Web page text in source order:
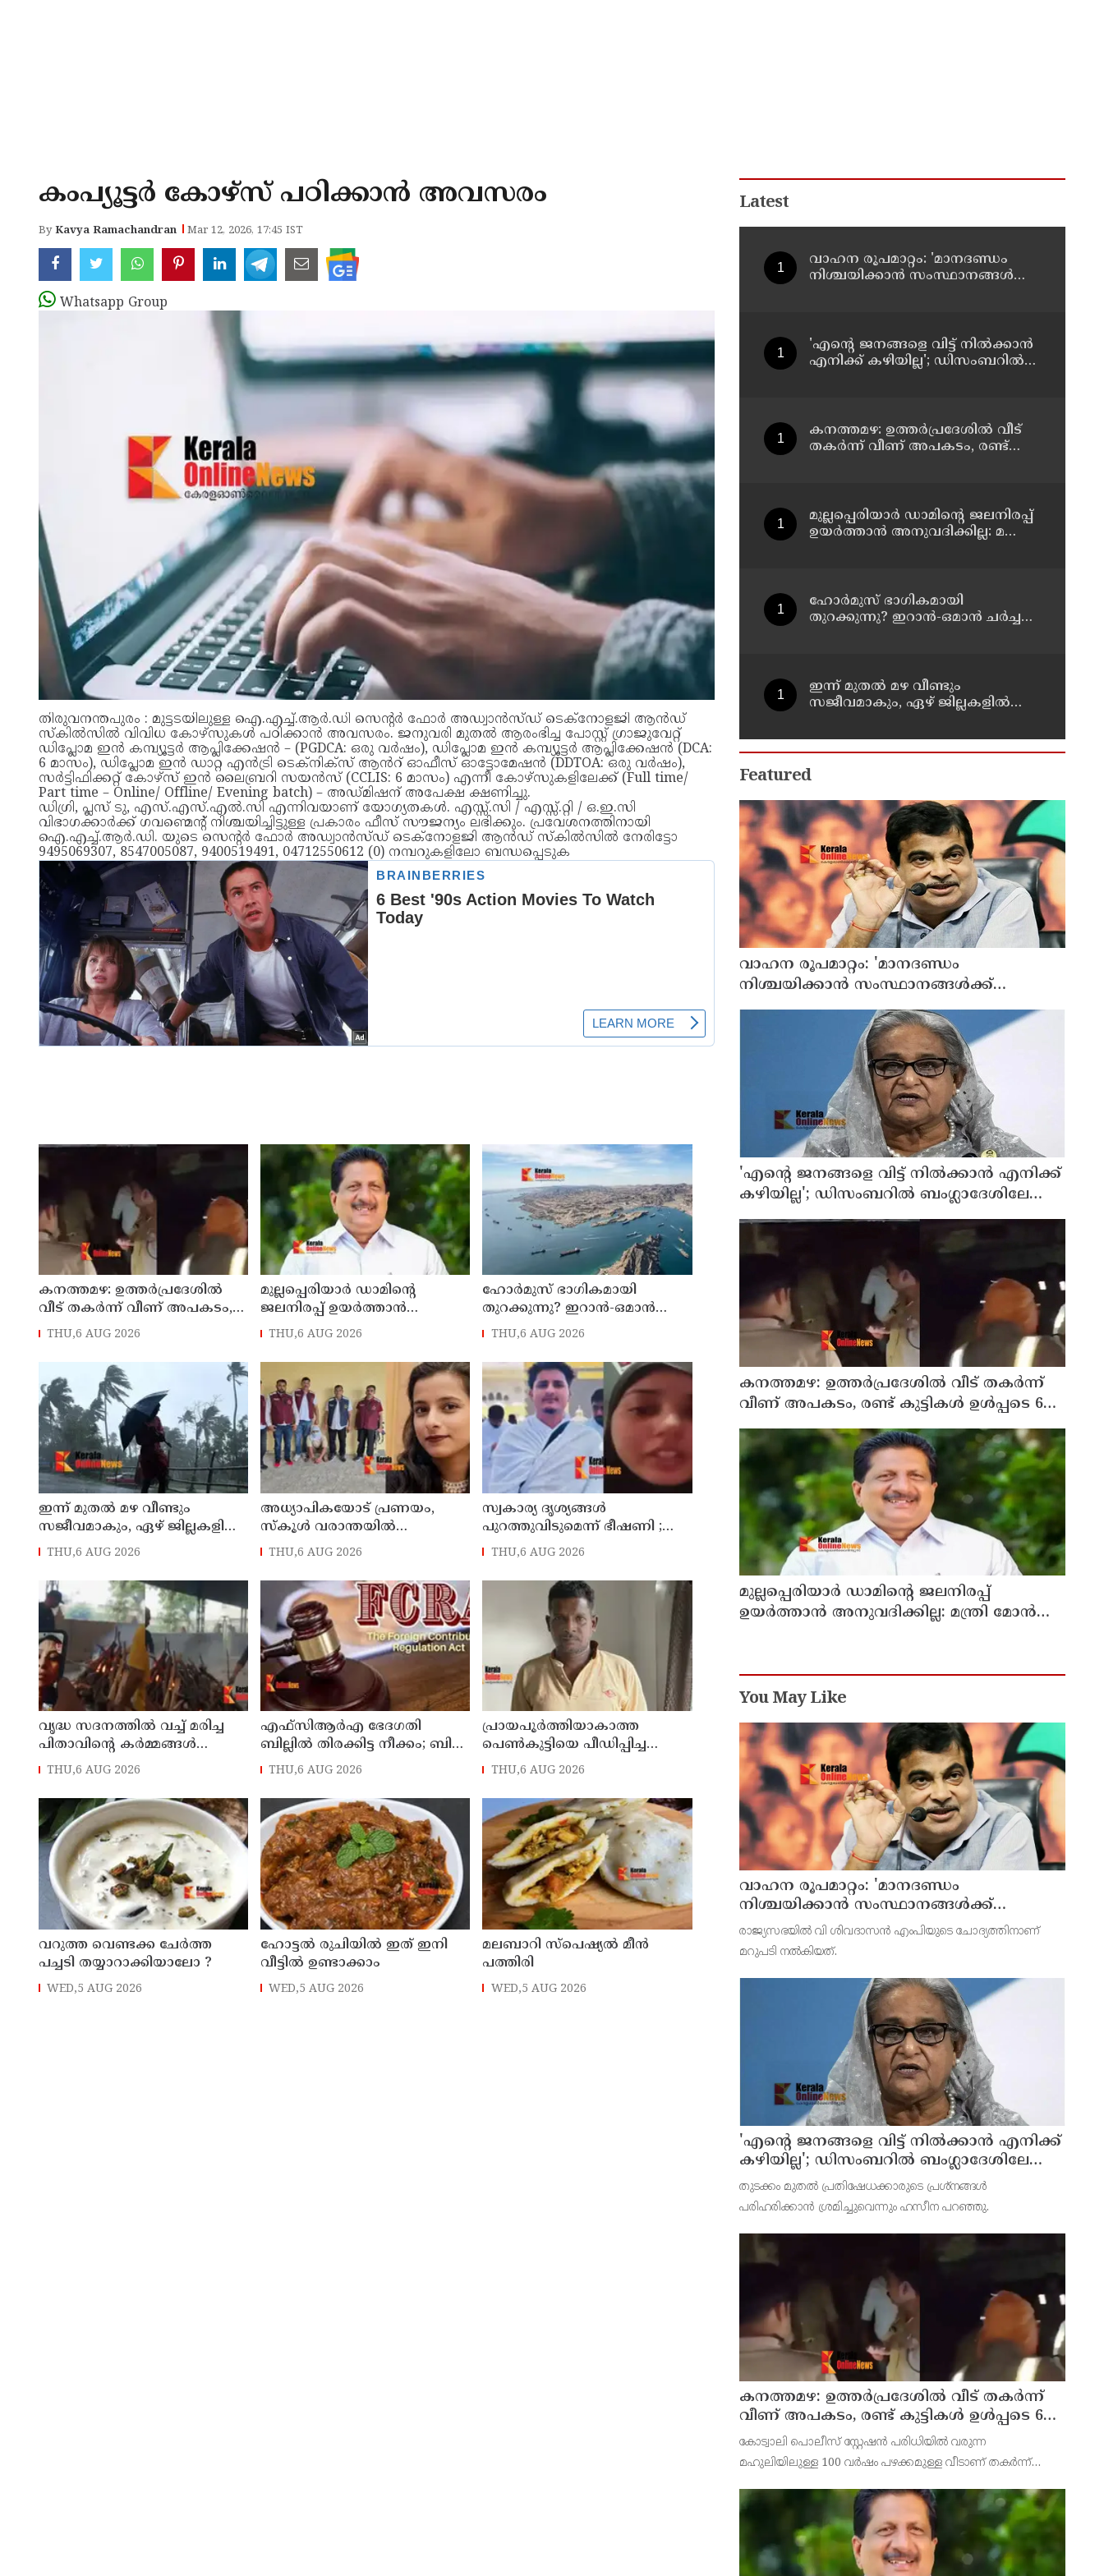
കംപ്യൂട്ടർ കോഴ്സ് പഠിക്കാൻ അവസരം
ByKavya Ramachandran Mar 12, 2026, 17:45 IST
Whatsapp Group
തിരുവനന്തപുരം : മുട്ടടയിലുള്ള ഐ.എച്ച്.ആർ.ഡി സെന്റർ ഫോർ അഡ്വാൻസ്ഡ് ടെക്‌നോളജി ആൻഡ്
സ്‌കിൽസിൽ വിവിധ കോഴ്‌സുകൾ പഠിക്കാൻ അവസരം. ജനുവരി മുതൽ ആരംഭിച്ച പോസ്റ്റ് ഗ്രാജുവേറ്റ്
ഡിപ്ലോമ ഇൻ കമ്പ്യൂട്ടർ ആപ്ലിക്കേഷൻ – (PGDCA: ഒരു വർഷം), ഡിപ്ലോമ ഇൻ കമ്പ്യൂട്ടർ ആപ്ലിക്കേഷൻ (DCA:
6 മാസം), ഡിപ്ലോമ ഇൻ ഡാറ്റ എൻട്രി ടെക്‌നിക്‌സ് ആൻറ് ഓഫീസ് ഓട്ടോമേഷൻ (DDTOA: ഒരു വർഷം),
സർട്ടിഫിക്കറ്റ് കോഴ്സ് ഇൻ ലൈബ്രറി സയൻസ് (CCLIS: 6 മാസം) എന്നീ കോഴ്‌സുകളിലേക്ക് (Full time/
Part time – Online/ Offline/ Evening batch) – അഡ്മിഷന് അപേക്ഷ ക്ഷണിച്ചു.
ഡിഗ്രി, പ്ലസ് ടു, എസ്.എസ്.എൽ.സി എന്നിവയാണ് യോഗ്യതകൾ. എസ്സ്.സി / എസ്സ്.റ്റി / ഒ.ഇ.സി
വിഭാഗക്കാർക്ക് ഗവണ്മെന്റ് നിശ്ചയിച്ചിട്ടുള്ള പ്രകാരം ഫീസ് സൗജന്യം ലഭിക്കും. പ്രവേശനത്തിനായി
ഐ.എച്ച്.ആർ.ഡി. യുടെ സെന്റർ ഫോർ അഡ്വാൻസ്ഡ് ടെക്‌നോളജി ആൻഡ് സ്‌കിൽസിൽ നേരിട്ടോ
9495069307, 8547005087, 9400519491, 04712550612 (0) നമ്പറുകളിലോ ബന്ധപ്പെടുക
കനത്തമഴ: ഉത്തര്‍പ്രദേശില്‍
വീട് തകര്‍ന്ന് വീണ് അപകടം,
രണ്ട് കുട്ടികള്‍ ഉള്‍പ്പടെ 6
THU,6 AUG 2026
മുല്ലപ്പെരിയാര്‍ ഡാമിന്റെ
ജലനിരപ്പ് ഉയര്‍ത്താന്‍
അനുവദിക്കില്ല: മന്ത്രി മോന്‍സ്
THU,6 AUG 2026
ഹോര്‍മുസ് ഭാഗികമായി
തുറക്കുന്നു? ഇറാന്‍-ഒമാന്‍
ചര്‍ച്ച ധാരണയിലെത്തിയതായി
THU,6 AUG 2026
ഇന്ന് മുതല്‍ മഴ വീണ്ടും
സജീവമാകും, ഏഴ് ജില്ലകളില്‍
ഓറഞ്ച് അലര്‍ട്ട്, അഞ്ച്
താലൂക്കുകളില്‍ അവധി
THU,6 AUG 2026
അധ്യാപികയോട് പ്രണയം,
സ്‌കൂള്‍ വരാന്തയില്‍
29കാരിയെ കുത്തിക്കൊന്ന്
21കാരന്‍, 30 സെക്കന്റില്‍ 34
തവണ കുത്തിയെന്ന് പൊലീസ്
THU,6 AUG 2026
സ്വകാര്യ ദൃശ്യങ്ങള്‍
പുറത്തുവിടുമെന്ന് ഭീഷണി ;
ആണ്‍സുഹൃത്തിനെ വിഡിയോ
കോള്‍ ചെയ്ത് യുവതി
ജീവനൊടുക്കി
THU,6 AUG 2026
വൃദ്ധ സദനത്തില്‍ വച്ച് മരിച്ച
പിതാവിന്റെ കര്‍മ്മങ്ങള്‍
ചെയ്യാന്‍ പോലും
ചടങ്ങുകള്‍ വീഡിയോ
കോളിലൂടെ ലൈവായി കണ്ടു !
THU,6 AUG 2026
എഫ്‌സിആര്‍എ ഭേദഗതി
ബില്ലില്‍ തിരക്കിട്ട നീക്കം; ബില്‍
നാളെയോ മറ്റന്നാളോ
THU,6 AUG 2026
പ്രായപൂര്‍ത്തിയാകാത്ത
പെണ്‍കുട്ടിയെ പീഡിപ്പിച്ച
പ്രതിക്ക് ആറ് വര്‍ഷം
പിഴയും
THU,6 AUG 2026
‌വറുത്ത വെണ്ടക്ക ചേർത്ത
പച്ചടി തയ്യാറാക്കിയാലോ ?
WED,5 AUG 2026
ഹോട്ടൽ രുചിയിൽ ഇത് ഇനി
വീട്ടിൽ ഉണ്ടാക്കാം
WED,5 AUG 2026
മലബാറി സ്പെഷ്യൽ മീൻ
പത്തിരി
WED,5 AUG 2026
Latest
വാഹന രൂപമാറ്റം: 'മാനദണ്ഡം
നിശ്ചയിക്കാന്‍ സംസ്ഥാനങ്ങള്‍ക്ക്
'എന്റെ ജനങ്ങളെ വിട്ട് നില്‍ക്കാന്‍
എനിക്ക് കഴിയില്ല'; ഡിസംബറില്‍
കനത്തമഴ: ഉത്തര്‍പ്രദേശില്‍ വീട്
തകര്‍ന്ന് വീണ് അപകടം, രണ്ട്
മുല്ലപ്പെരിയാര്‍ ഡാമിന്റെ ജലനിരപ്പ്
ഉയര്‍ത്താന്‍ അനുവദിക്കില്ല: മന്ത്രി
ഹോര്‍മുസ് ഭാഗികമായി
തുറക്കുന്നു? ഇറാന്‍-ഒമാന്‍ ചര്‍ച്ച
ഇന്ന് മുതല്‍ മഴ വീണ്ടും
സജീവമാകും, ഏഴ് ജില്ലകളില്‍
താലൂക്കുകളില്‍ അവധി
Featured
വാഹന രൂപമാറ്റം: 'മാനദണ്ഡം
നിശ്ചയിക്കാന്‍ സംസ്ഥാനങ്ങള്‍ക്ക്
അധികാരമില്ല', കര്‍ശന വ്യവസ്ഥകളുണ്ടെന്ന്
'എന്റെ ജനങ്ങളെ വിട്ട് നില്‍ക്കാന്‍ എനിക്ക്
കഴിയില്ല'; ഡിസംബറില്‍ ബംഗ്ലാദേശിലേക്ക്
മടങ്ങുമെന്ന് ഷെയ്ഖ് ഹസീന
കനത്തമഴ: ഉത്തര്‍പ്രദേശില്‍ വീട് തകര്‍ന്ന്
വീണ് അപകടം, രണ്ട് കുട്ടികള്‍ ഉള്‍പ്പടെ 6
പേര്‍ക്ക് ദാരുണാന്ത്യം
മുല്ലപ്പെരിയാര്‍ ഡാമിന്റെ ജലനിരപ്പ്
ഉയര്‍ത്താന്‍ അനുവദിക്കില്ല: മന്ത്രി മോന്‍സ്
You May Like
വാഹന രൂപമാറ്റം: 'മാനദണ്ഡം
നിശ്ചയിക്കാന്‍ സംസ്ഥാനങ്ങള്‍ക്ക്
അധികാരമില്ല', കര്‍ശന വ്യവസ്ഥകളുണ്ടെന്ന്
നിതിന്‍ ഗഡ്കരി
രാജ്യസഭയില്‍ വി ശിവദാസന്‍ എംപിയുടെ ചോദ്യത്തിനാണ്
മറുപടി നല്‍കിയത്.
'എന്റെ ജനങ്ങളെ വിട്ട് നില്‍ക്കാന്‍ എനിക്ക്
കഴിയില്ല'; ഡിസംബറില്‍ ബംഗ്ലാദേശിലേക്ക്
മടങ്ങുമെന്ന് ഷെയ്ഖ് ഹസീന
തുടക്കം മുതല്‍ പ്രതിഷേധക്കാരുടെ പ്രശ്നങ്ങള്‍
പരിഹരിക്കാന്‍ ശ്രമിച്ചുവെന്നും ഹസീന പറഞ്ഞു.
കനത്തമഴ: ഉത്തര്‍പ്രദേശില്‍ വീട് തകര്‍ന്ന്
വീണ് അപകടം, രണ്ട് കുട്ടികള്‍ ഉള്‍പ്പടെ 6
പേര്‍ക്ക് ദാരുണാന്ത്യം
കോട്വാലി പൊലീസ് സ്റ്റേഷന്‍ പരിധിയില്‍ വരുന്ന
മഹുലിയിലുള്ള 100 വര്‍ഷം പഴക്കമുള്ള വീടാണ് തകര്‍ന്ന്